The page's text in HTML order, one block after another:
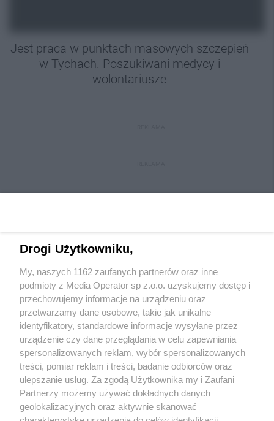
Jest praca w punktach masowych szczepień
w Tychach. Poszukiwani medycy i
wolontariusze
Wydawca mediówlokalnych
Nie zapomnij
zapoznać się z:
polityką prywatności regulamin korzystania z portali
Twojemiasto
Piekary Śląskie
Chorzów
Skontakuj sięz nami
Kontakt
Wydawca
Drogi Użytkowniku,
My, naszych 1162 zaufanych partnerów oraz inne
podmioty z Media Operator sp z.o.o. uzyskujemy dostęp i
przechowujemy informacje na urządzeniu oraz
przetwarzamy dane osobowe, takie jak unikalne
identyfikatory, standardowe informacje wysyłane przez
urządzenie czy dane przeglądania w celu zapewniania
spersonalizowanych reklam, wybór spersonalizowanych
treści, pomiar reklam i treści, badanie odbiorców oraz
ulepszanie usług. Za zgodą Użytkownika my i Zaufani
Partnerzy możemy używać dokładnych danych
geolokalizacyjnych oraz aktywnie skanować